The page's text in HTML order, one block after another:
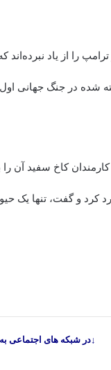
را از یاد
شده در جنگ جهانی اول
کارمندان کاخ سفید آن
کرد و گفت، تنها یک
↓در شبکه های اجتماعی به